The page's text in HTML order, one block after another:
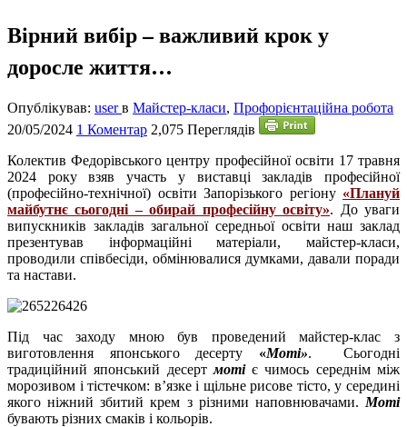
Вірний вибір – важливий крок у
доросле життя…
Опублікував: userв Майстер-класи, Профорієнтаційна робота
20/05/2024 1 Коментар 2,075 Переглядів
Колектив Федорівського центру професійної освіти 17 травня
2024 року взяв участь у виставці закладів професійної
(професійно-технічної) освіти Запорізького регіону «Плануй
майбутнє сьогодні – обирай професійну освіту». До уваги
випускників закладів загальної середньої освіти наш заклад
презентував інформаційні матеріали, майстер-класи,
проводили співбесіди, обмінювалися думками, давали поради
та настави.
Під час заходу мною був проведений майстер-клас з
виготовлення японського десерту «Моті». Сьогодні
традиційний японський десертмотіє чимось середнім між
морозивом і тістечком: в’язке і щільне рисове тісто, у середині
якого ніжний збитий крем з різними наповнювачами. Моті
бувають різних смаків і кольорів.